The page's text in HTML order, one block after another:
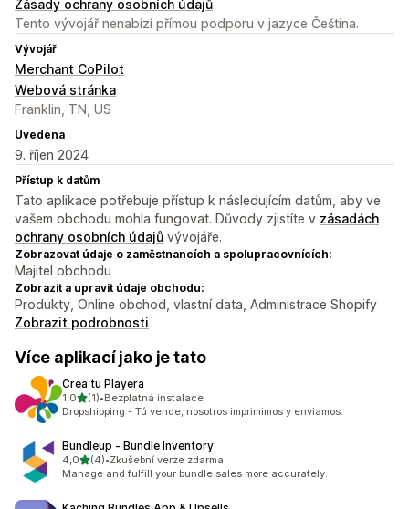
Zásady ochrany osobních údajů
Tento vývojář nenabízí přímou podporu v jazyce Čeština.
Vývojář
Merchant CoPilot
Webová stránka
Franklin, TN, US
Uvedena
9. říjen 2024
Přístup k datům
Tato aplikace potřebuje přístup k následujícím datům, aby ve
vašem obchodu mohla fungovat. Důvody zjistíte v zásadách
ochrany osobních údajů vývojáře.
Zobrazovat údaje o zaměstnancích a spolupracovnících:
Majitel obchodu
Zobrazit a upravit údaje obchodu:
Produkty, Online obchod, vlastní data, Administrace Shopify
Zobrazit podrobnosti
Více aplikací jako je tato
Crea tu Playera
1,0z 5 hvězd
(1)
Celkový počet recenzí: 1
•Bezplatná instalace
Dropshipping - Tú vende, nosotros imprimimos y enviamos.
Bundleup ‑ Bundle Inventory
4,0z 5 hvězd
(4)
Celkový počet recenzí: 4
•Zkušební verze zdarma
Manage and fulfill your bundle sales more accurately.